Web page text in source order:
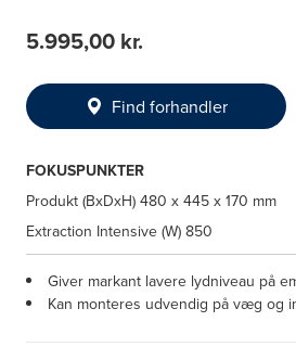
5.995,00 kr.
Find forhandler
FOKUSPUNKTER
Produkt (BxDxH) 480 x 445 x 170 mm
Extraction Intensive (W) 850
Giver markant lavere lydniveau på
Kan monteres udvendig på væg og